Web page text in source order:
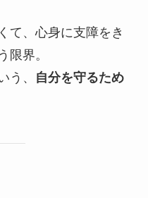
て、心身に支障をき
限界。
う、
自分を守るため